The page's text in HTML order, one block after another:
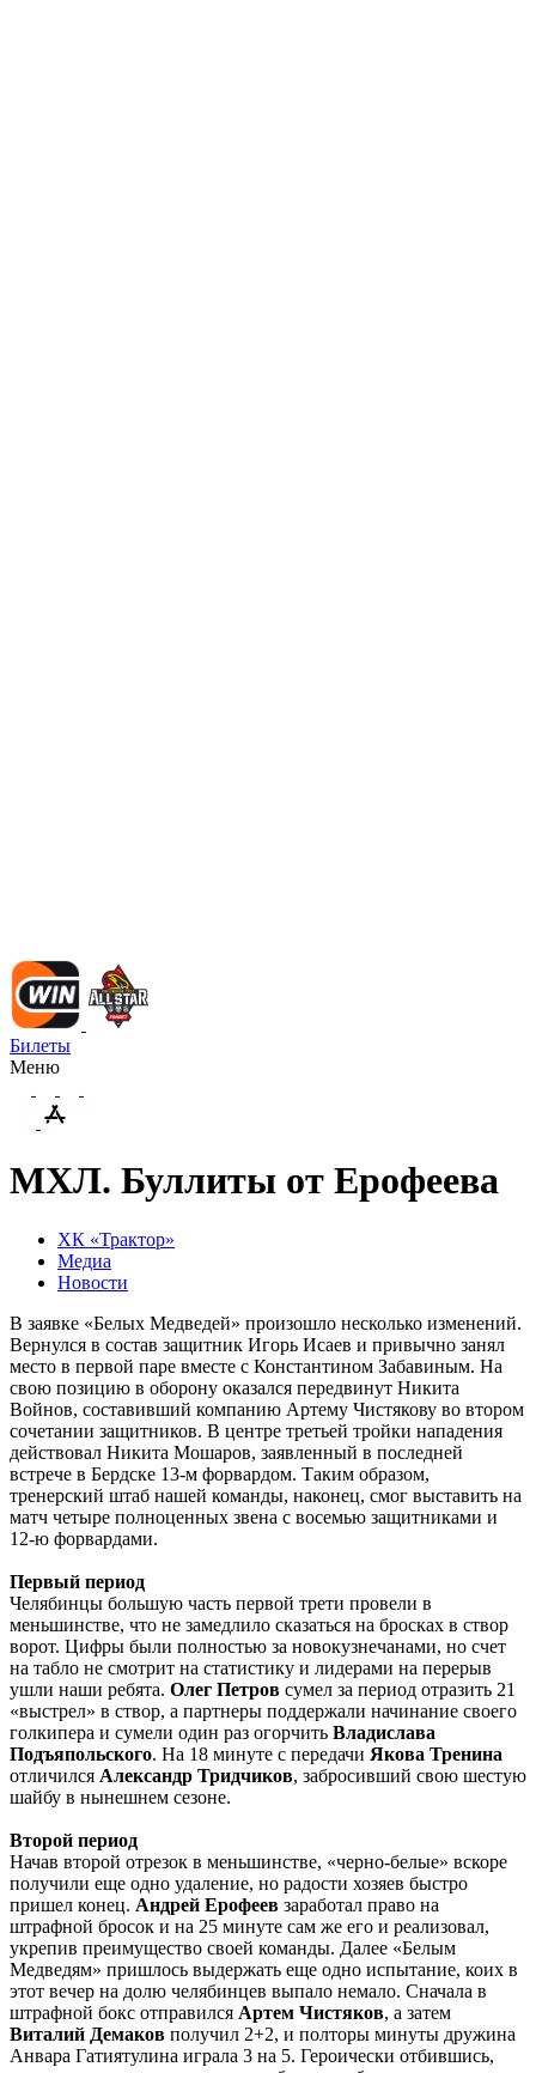
Билеты
Меню
МХЛ. Буллиты от Ерофеева
ХК «Трактор»
Медиа
Новости
В заявке «Белых Медведей» произошло несколько изменений.
Вернулся в состав защитник Игорь Исаев и привычно занял
место в первой паре вместе с Константином Забавиным. На
свою позицию в оборону оказался передвинут Никита
Войнов, составивший компанию Артему Чистякову во втором
сочетании защитников. В центре третьей тройки нападения
действовал Никита Мошаров, заявленный в последней
встрече в Бердске 13-м форвардом. Таким образом,
тренерский штаб нашей команды, наконец, смог выставить на
матч четыре полноценных звена с восемью защитниками и
12-ю форвардами.
Первый период
Челябинцы большую часть первой трети провели в
меньшинстве, что не замедлило сказаться на бросках в створ
ворот. Цифры были полностью за новокузнечанами, но счет
на табло не смотрит на статистику и лидерами на перерыв
ушли наши ребята. Олег Петров сумел за период отразить 21
«выстрел» в створ, а партнеры поддержали начинание своего
голкипера и сумели один раз огорчить Владислава
Подъяпольского. На 18 минуте с передачи Якова Тренина
отличился Александр Тридчиков, забросивший свою шестую
шайбу в нынешнем сезоне.
Второй период
Начав второй отрезок в меньшинстве, «черно-белые» вскоре
получили еще одно удаление, но радости хозяев быстро
пришел конец. Андрей Ерофеев заработал право на
штрафной бросок и на 25 минуте сам же его и реализовал,
укрепив преимущество своей команды. Далее «Белым
Медведям» пришлось выдержать еще одно испытание, коих в
этот вечер на долю челябинцев выпало немало. Сначала в
штрафной бокс отправился Артем Чистяков, а затем
Виталий Демаков получил 2+2, и полторы минуты дружина
Анвара Гатиятулина играла 3 на 5. Героически отбившись,